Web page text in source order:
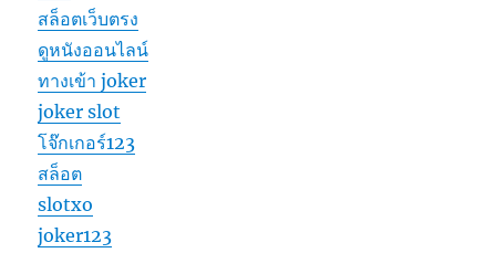
สล็อตเว็บตรง
ดูหนังออนไลน์
ทางเข้า joker
joker slot
โจ๊กเกอร์123
สล็อต
slotxo
joker123